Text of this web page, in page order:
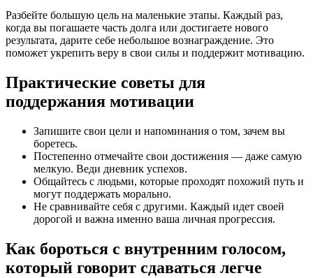
Разбейте большую цель на маленькие этапы. Каждый раз,
когда вы погашаете часть долга или достигаете нового
результата, дарите себе небольшое вознаграждение. Это
поможет укрепить веру в свои силы и поддержит мотивацию.
Практические советы для
поддержания мотивации
Запишите свои цели и напоминания о том, зачем вы
боретесь.
Постепенно отмечайте свои достижения — даже самую
мелкую. Веди дневник успехов.
Общайтесь с людьми, которые проходят похожий путь и
могут поддержать морально.
Не сравнивайте себя с другими. Каждый идет своей
дорогой и важна именно ваша личная прогрессия.
Как бороться с внутренним голосом,
который говорит сдаваться легче